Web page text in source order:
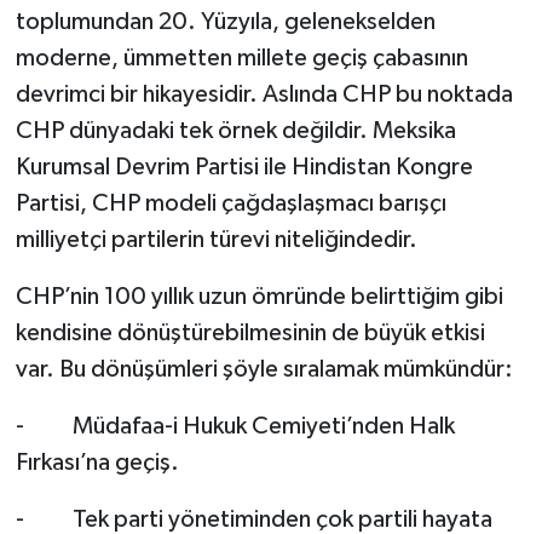
toplumundan 20. Yüzyıla, gelenekselden
moderne, ümmetten millete geçiş çabasının
devrimci bir hikayesidir. Aslında CHP bu noktada
CHP dünyadaki tek örnek değildir. Meksika
Kurumsal Devrim Partisi ile Hindistan Kongre
Partisi, CHP modeli çağdaşlaşmacı barışçı
milliyetçi partilerin türevi niteliğindedir.
CHP’nin 100 yıllık uzun ömründe belirttiğim gibi
kendisine dönüştürebilmesinin de büyük etkisi
var. Bu dönüşümleri şöyle sıralamak mümkündür:
- Müdafaa-i Hukuk Cemiyeti’nden Halk
Fırkası’na geçiş.
- Tek parti yönetiminden çok partili hayata